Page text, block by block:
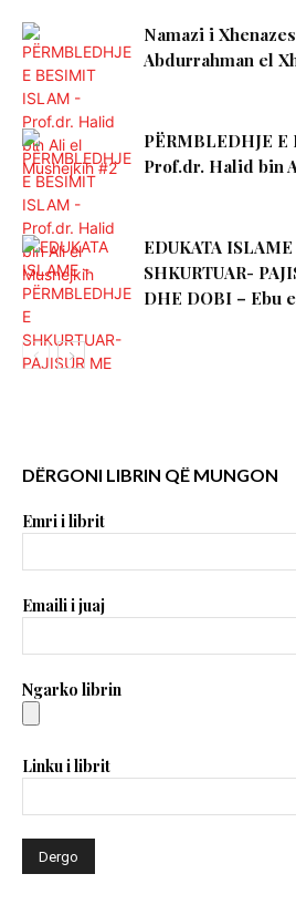
Namazi i
Abdurrahman el
PËRMBLEDHJE
Prof.dr. Halid bin
EDUKATA
SHKURTUAR-
DHE DOBI – Ebu
DËRGONI LIBRIN QË MUNGON
Emri i librit
Emaili i juaj
Ngarko librin
Linku i librit